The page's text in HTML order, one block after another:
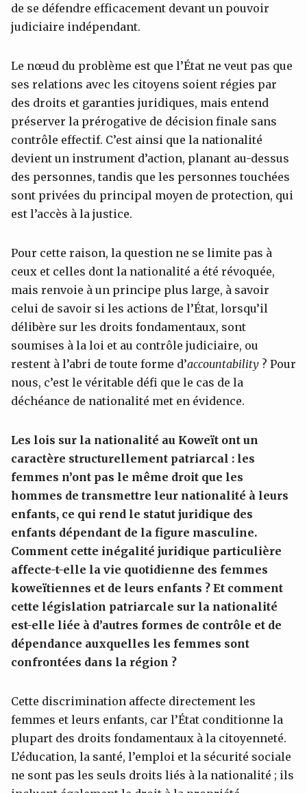
de se défendre efficacement devant un pouvoir
judiciaire indépendant.
Le nœud du problème est que l’État ne veut pas que
ses relations avec les citoyens soient régies par
des droits et garanties juridiques, mais entend
préserver la prérogative de décision finale sans
contrôle effectif. C’est ainsi que la nationalité
devient un instrument d’action, planant au-dessus
des personnes, tandis que les personnes touchées
sont privées du principal moyen de protection, qui
est l’accès à la justice.
Pour cette raison, la question ne se limite pas à
ceux et celles dont la nationalité a été révoquée,
mais renvoie à un principe plus large, à savoir
celui de savoir si les actions de l’État, lorsqu’il
délibère sur les droits fondamentaux, sont
soumises à la loi et au contrôle judiciaire, ou
restent à l’abri de toute forme d’accountability ? Pour
nous, c’est le véritable défi que le cas de la
déchéance de nationalité met en évidence.
Les lois sur la nationalité au Koweït ont un
caractère structurellement patriarcal : les
femmes n’ont pas le même droit que les
hommes de transmettre leur nationalité à leurs
enfants, ce qui rend le statut juridique des
enfants dépendant de la figure masculine.
Comment cette inégalité juridique particulière
affecte-t-elle la vie quotidienne des femmes
koweïtiennes et de leurs enfants ? Et comment
cette législation patriarcale sur la nationalité
est-elle liée à d’autres formes de contrôle et de
dépendance auxquelles les femmes sont
confrontées dans la région ?
Cette discrimination affecte directement les
femmes et leurs enfants, car l’État conditionne la
plupart des droits fondamentaux à la citoyenneté.
L’éducation, la santé, l’emploi et la sécurité sociale
ne sont pas les seuls droits liés à la nationalité ; ils